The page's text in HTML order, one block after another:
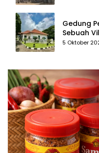
Gedung
Sebuah
yang
5 Oktober